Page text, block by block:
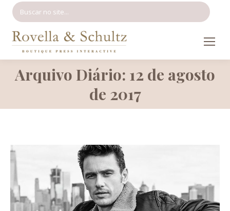
Arquivo Diário: 12 de agosto
de 2017
Você está aqui: